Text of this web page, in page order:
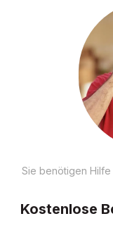
Sie benötigen
Kostenlose